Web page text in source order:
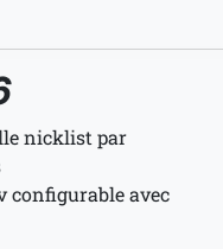
nicklist par
configurable avec